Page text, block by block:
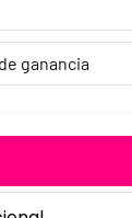
ganancia